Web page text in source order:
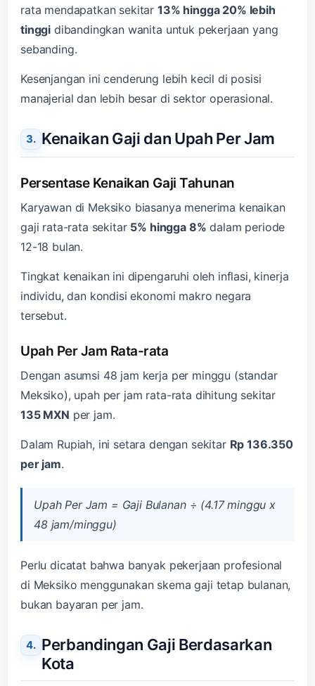
rata mendapatkan sekitar 13% hingga 20% lebih
tinggi dibandingkan wanita untuk pekerjaan yang
sebanding.
Kesenjangan ini cenderung lebih kecil di posisi
manajerial dan lebih besar di sektor operasional.
Kenaikan Gaji dan Upah Per Jam
Persentase Kenaikan Gaji Tahunan
Karyawan di Meksiko biasanya menerima kenaikan
gaji rata-rata sekitar 5% hingga 8% dalam periode
12-18 bulan.
Tingkat kenaikan ini dipengaruhi oleh inflasi, kinerja
individu, dan kondisi ekonomi makro negara
tersebut.
Upah Per Jam Rata-rata
Dengan asumsi 48 jam kerja per minggu (standar
Meksiko), upah per jam rata-rata dihitung sekitar
135 MXN per jam.
Dalam Rupiah, ini setara dengan sekitar Rp 136.350
per jam.
Upah Per Jam = Gaji Bulanan ÷ (4.17 minggu x
48 jam/minggu)
Perlu dicatat bahwa banyak pekerjaan profesional
di Meksiko menggunakan skema gaji tetap bulanan,
bukan bayaran per jam.
Perbandingan Gaji Berdasarkan
Kota